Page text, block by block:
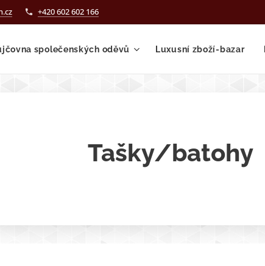
+420 602 602 166
společenských oděvů Luxusní zboží-bazar
Tašky/batohy